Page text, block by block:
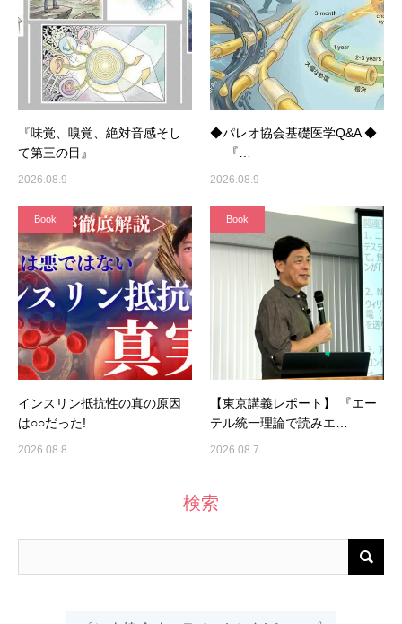
『味覚、嗅覚、絶対音感そし
て第三の目』
2026.08.9
◆パレオ協会基礎医学Q&A ◆
『…
2026.08.9
Book
インスリン抵抗性の真の原因
は○○だった!
2026.08.8
Book
【東京講義レポート】 『エー
テル統一理論で読みエ…
2026.08.7
検索